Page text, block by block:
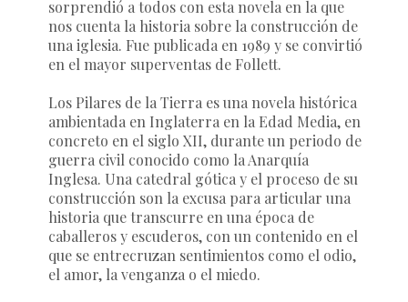
sorprendió a todos con esta novela en la que
nos cuenta la historia sobre la construcción de
una iglesia. Fue publicada en 1989 y se convirtió
en el mayor superventas de Follett.
Los Pilares de la Tierra es una novela histórica
ambientada en Inglaterra en la Edad Media, en
concreto en el siglo XII, durante un periodo de
guerra civil conocido como la Anarquía
Inglesa. Una catedral gótica y el proceso de su
construcción son la excusa para articular una
historia que transcurre en una época de
caballeros y escuderos, con un contenido en el
que se entrecruzan sentimientos como el odio,
el amor, la venganza o el miedo.